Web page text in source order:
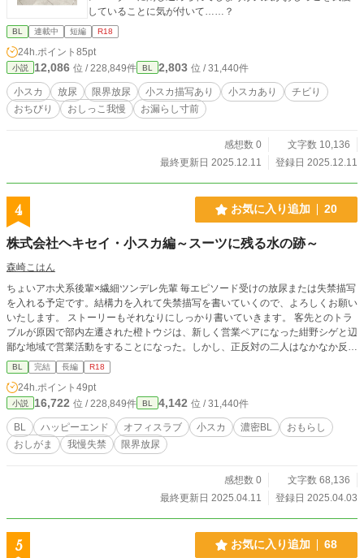
していることに気が付いて……？
BL 連載中 短編 R18
24h.ポイント 85pt
小説 12,086 位 / 228,849件 BL 2,803 位 / 31,440件
小スカ 放尿 限界放尿 小スカ描写あり 小スカあり
チビり
おちびり
おしっこ我慢 お漏らし寸前
感想数 0
文字数 10,136
最終更新日 2025.12.11
登録日 2025.12.11
4 お気に入り追加 20
株式会社ヘキセイ・小スカ編～スーツに残る水の跡～
森崎こはん
ちょいアホ犬系後輩×繊細ツンデレ先輩 毎エピソード受けの放尿または失禁描写
を入れる予定です。結構力を入れて失禁描写を書いていくので、よろしくお願い
いたします。 ストーリーもそれなりにしっかり書いていきます。 客先とのトラ
ブルが原因で部内左遷された橙トウジは、新しく営業ペアになった紺野シゲと辺
鄙な地域で営業活動をすることになった。しかし、正反対の二人はなかなか反り
が合わず、うまくいかない。 ノンデリカシーの橙トウジと、繊細過ぎる紺野シ
ゲがお互いに補い合って、成長し、交際する物語。 どんなシチュが好きだった
かをこっそり教えていただければ今後の参考にします。 ムーンライトノベルズ
にて重複投稿しています。 https://novel18.syosetu.com/n9872jc/
BL 完結 長編 R18
24h.ポイント 49pt
小説 16,722 位 / 228,849件 BL 4,142 位 / 31,440件
BL ハッピーエンド オフィスラブ 小スカ 濃密BL
おもらし
おしがま
我慢失禁 限界放尿
感想数 0
文字数 68,136
最終更新日 2025.04.11
登録日 2025.04.03
5 お気に入り追加 68